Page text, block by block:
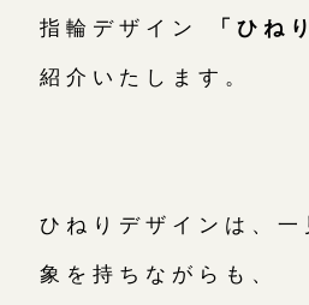
指輪デザイン
「ひね
紹介いたします。
ひねりデザインは、
象を持ちながらも、